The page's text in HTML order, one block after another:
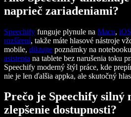
naprieč zariadeniami?
Speechify funguje plynule na Macu, iOS
rozšírení, takže máte hlasové nástroje
mobile, diktujte poznámky na
asistenta na tablete bez narušenia toku
Speechify moderný štýl práce, kde
nie je len ďalšia appka, ale skutočný
Prečo je Speechify silný
zlepšenie dostupnosti?